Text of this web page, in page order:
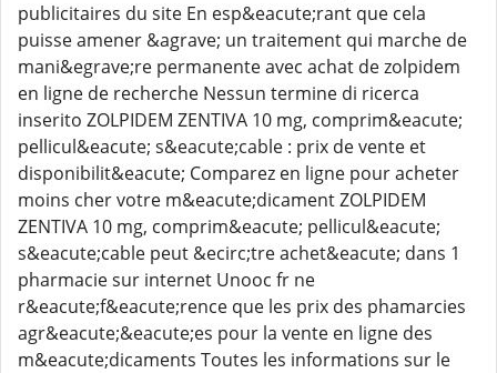
publicitaires du site En esp&eacute;rant que cela
puisse amener &agrave; un traitement qui marche de
mani&egrave;re permanente avec achat de zolpidem
en ligne de recherche Nessun termine di ricerca
inserito ZOLPIDEM ZENTIVA 10 mg, comprim&eacute;
pellicul&eacute; s&eacute;cable : prix de vente et
disponibilit&eacute; Comparez en ligne pour acheter
moins cher votre m&eacute;dicament ZOLPIDEM
ZENTIVA 10 mg, comprim&eacute; pellicul&eacute;
s&eacute;cable peut &ecirc;tre achet&eacute; dans 1
pharmacie sur internet Unooc fr ne
r&eacute;f&eacute;rence que les prix des phamarcies
agr&eacute;&eacute;es pour la vente en ligne des
m&eacute;dicaments Toutes les informations sur le